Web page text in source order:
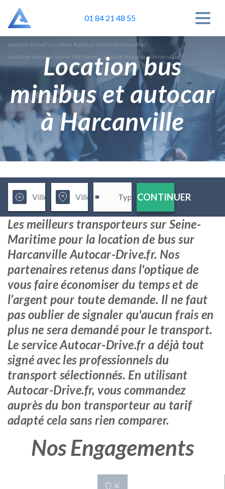
01 84 21 48 55
Autocar Drive/ Location Autocar Haute Normandie/
Location Autocar Seine-Maritime/ Location Autocar Harcanville
Location bus
minibus et autocar
à Harcanville
CONTINUER
Les meilleurs transporteurs sur Seine-
Maritime pour la location de bus sur
Harcanville Autocar-Drive.fr. Nos
partenaires retenus dans l'optique de
vous faire économiser du temps et de
l’argent pour toute demande. Il ne faut
pas oublier de signaler qu'aucun frais en
plus ne sera demandé pour le transport.
Le service Autocar-Drive.fr a déjà tout
signé avec les professionnels du
transport sélectionnés. En utilisant
Autocar-Drive.fr, vous commandez
auprès du bon transporteur au tarif
adapté cela sans rien comparer.
Nos Engagements